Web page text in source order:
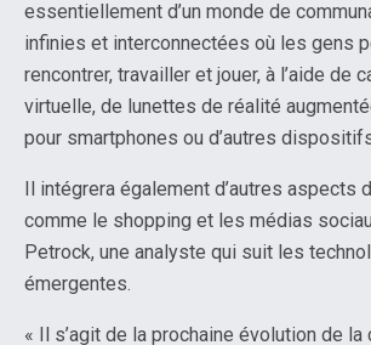
essentiellement d’un monde de
infinies et interconnectées où les gens
rencontrer, travailler et jouer, à l’aide de
virtuelle, de lunettes de réalité
pour smartphones ou d’autres
Il intégrera également d’autres aspects
comme le shopping et les médias
Petrock, une analyste qui suit les
émergentes.
« Il s’agit de la prochaine évolution de la